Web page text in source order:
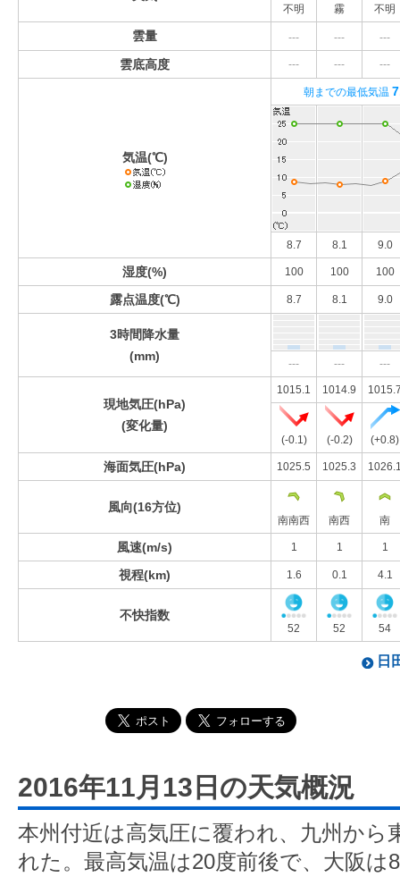
不明 霧 不明
雲量 --- --- ---
雲底高度 --- --- ---
気温(℃)
朝までの最低気温
8.7 8.1 9.0
湿度(%) 100 100 100
露点温度(℃) 8.7 8.1 9.0
3時間降水量
(mm)
--- --- ---
現地気圧(hPa)
(変化量)
1015.1 1014.9
(-0.1) (-0.2) (+0.8)
海面気圧(hPa) 1025.5 1025.3
風向(16方位)
南南西 南西 南
風速(m/s) 1 1 1
視程(km) 1.6 0.1 4.1
不快指数
52 52 54
日
2016年11月13日の天気概況
本州付近は高気圧に覆われ、九州から
れた。最高気温は20度前後で、大阪は